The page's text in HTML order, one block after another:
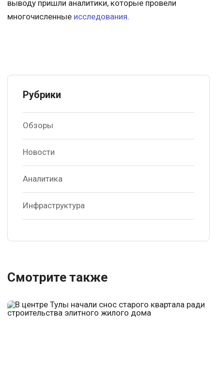
выводу пришли аналитики, которые провели
многочисленные исследования.
Рубрики
Обзоры
Новости
Аналитика
Инфраструктура
Смотрите также